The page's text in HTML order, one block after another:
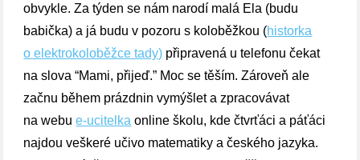
obvykle. Za týden se nám narodí malá Ela (budu
babička) a já budu v pozoru s koloběžkou (historka
o elektrokoloběžce tady) připravená u telefonu čekat
na slova “Mami, přijeď.” Moc se těším. Zároveň ale
začnu během prázdnin vymýšlet a zpracovávat
na webue-ucitelka online školu, kde čtvrťáci a páťáci
najdou veškeré učivo matematiky a českého jazyka.